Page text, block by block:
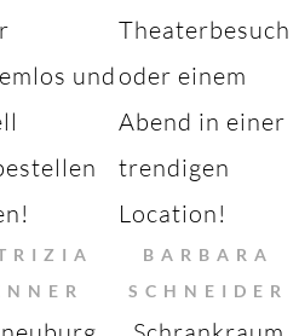
und
Theaterbesuch
oder einem
Abend in einer
trendigen
Location!
BARBARA
SCHNEIDER